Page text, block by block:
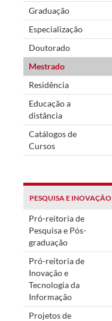
Graduação
Especialização
Doutorado
Mestrado
Residência
Educação a
distância
Catálogos de
Cursos
PESQUISA E INOVAÇÃO
Pró-reitoria de
Pesquisa e Pós-
graduação
Pró-reitoria de
Inovação e
Tecnologia da
Informação
Projetos de